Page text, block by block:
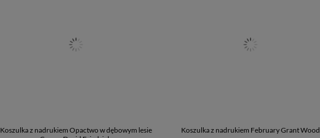
Koszulka z nadrukiem Opactwo w dębowym lesie
Koszulka z nadrukiem February Grant Wood